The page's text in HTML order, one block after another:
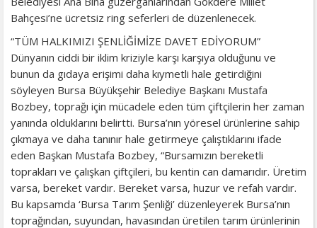
Bahçesi’ne ücretsiz ring seferleri de düzenlenecek.
“TÜM HALKIMIZI ŞENLİĞİMİZE DAVET EDİYORUM”
Dünyanın ciddi bir iklim kriziyle karşı karşıya olduğunu ve
bunun da gıdaya erişimi daha kıymetli hale getirdiğini
söyleyen Bursa Büyükşehir Belediye Başkanı Mustafa
Bozbey, toprağı için mücadele eden tüm çiftçilerin her zaman
yanında olduklarını belirtti. Bursa’nın yöresel ürünlerine sahip
çıkmaya ve daha tanınır hale getirmeye çalıştıklarını ifade
eden Başkan Mustafa Bozbey, “Bursamızın bereketli
toprakları ve çalışkan çiftçileri, bu kentin can damarıdır. Üretim
varsa, bereket vardır. Bereket varsa, huzur ve refah vardır.
Bu kapsamda ‘Bursa Tarım Şenliği’ düzenleyerek Bursa’nın
toprağından, suyundan, havasından üretilen tarım ürünlerinin